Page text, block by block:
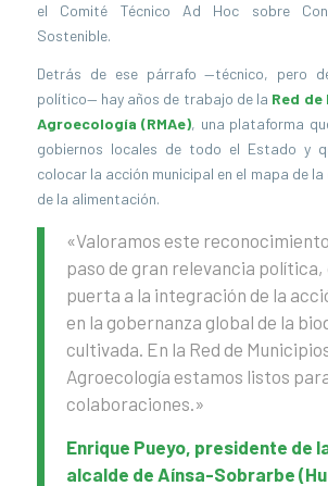
el Comité Técnico Ad Hoc sobre
Sostenible.
Detrás de ese párrafo —técnico, pero
político— hay años de trabajo de la Red
Agroecología (RMAe), una plataforma
gobiernos locales de todo el Estado y
colocar la acción municipal en el mapa de
de la alimentación.
«Valoramos este
paso de gran relevancia política,
puerta a la integración de la
en la gobernanza global de la
cultivada. En la Red de
Agroecología estamos listos
colaboraciones.»
Enrique Pueyo, presidente de
alcalde de Aínsa-Sobrarbe